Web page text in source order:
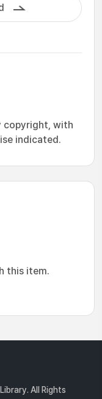
copyright, with
indicated.
this item.
All Rights